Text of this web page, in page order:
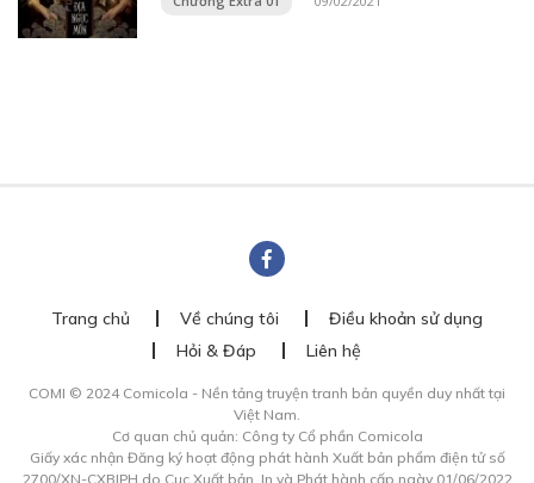
Trang chủ Về chúng tôi
Điều khoản sử dụng
Hỏi & Đáp
Liên hệ
COMI © 2024 Comicola - Nền tảng truyện tranh bản quyền duy nhất tại
Việt Nam.
Cơ quan chủ quản: Công ty Cổ phần Comicola
Giấy xác nhận Đăng ký hoạt động phát hành Xuất bản phẩm điện tử số
2700/XN-CXBIPH do Cục Xuất bản, In và Phát hành cấp ngày 01/06/2022